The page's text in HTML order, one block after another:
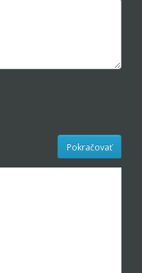
Pokračovať